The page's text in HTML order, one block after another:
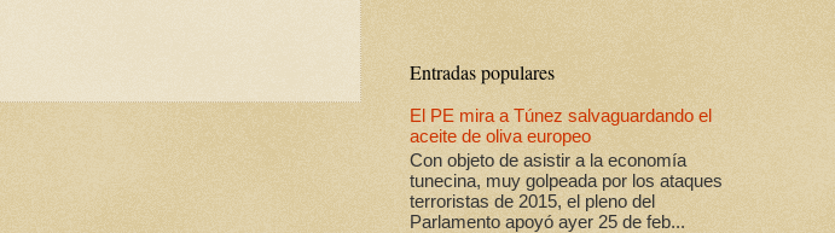
Entradas populares
El PE mira a Túnez salvaguardando el
aceite de oliva europeo
Con objeto de asistir a la economía
tunecina, muy golpeada por los ataques
terroristas de 2015, el pleno del
Parlamento apoyó ayer 25 de feb...